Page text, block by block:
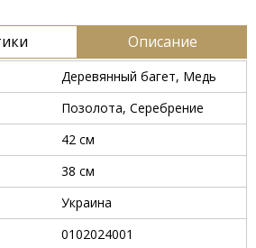
Описание
Деревянный багет, Медь
Позолота, Серебрение
42 см
38 см
Украина
0102024001